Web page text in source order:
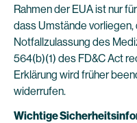
Rahmen der EUA ist nur
dass Umstände
Notfallzulassung des
564(b)(1) des FD&C Act
Erklärung wird früher
widerrufen.
Wichtige